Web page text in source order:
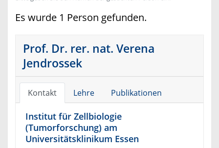
Es wurde 1 Person gefunden.
Prof. Dr. rer. nat. Verena
Jendrossek
Kontakt Lehre Publikationen
Institut für Zellbiologie
(Tumorforschung) am
Universitätsklinikum Essen